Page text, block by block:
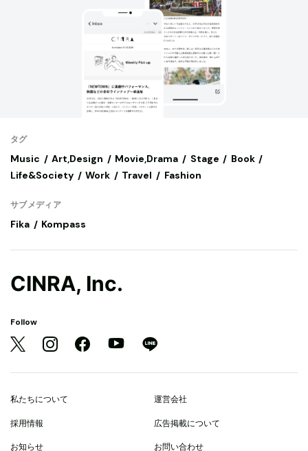
タグ
Music Art,Design Movie,Drama Stage
Book
Life&Society
Work Travel Fashion
サブメディア
Fika Kompass
CINRA, Inc.
Follow
私たちについて 運営会社
採用情報 広告掲載について
お知らせ お問い合わせ